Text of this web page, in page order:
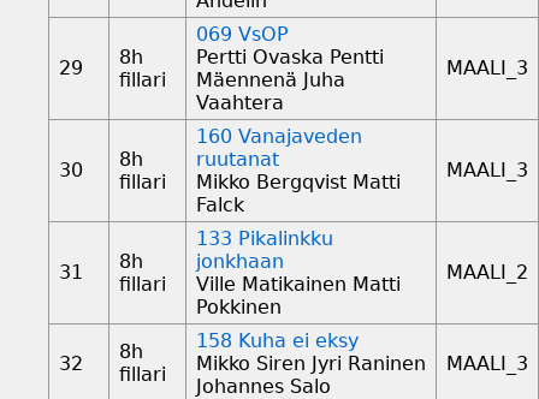
29
8h
fillari
069 VsOP
Pertti Ovaska Pentti
Mäennenä Juha
Vaahtera
MAALI_3
30
8h
fillari
160 Vanajaveden
ruutanat
Mikko Bergqvist Matti
Falck
MAALI_3
31
8h
fillari
133 Pikalinkku
jonkhaan
Ville Matikainen Matti
Pokkinen
MAALI_2
32
8h
fillari
158 Kuha ei eksy
Mikko Siren Jyri Raninen
Johannes Salo
MAALI_3